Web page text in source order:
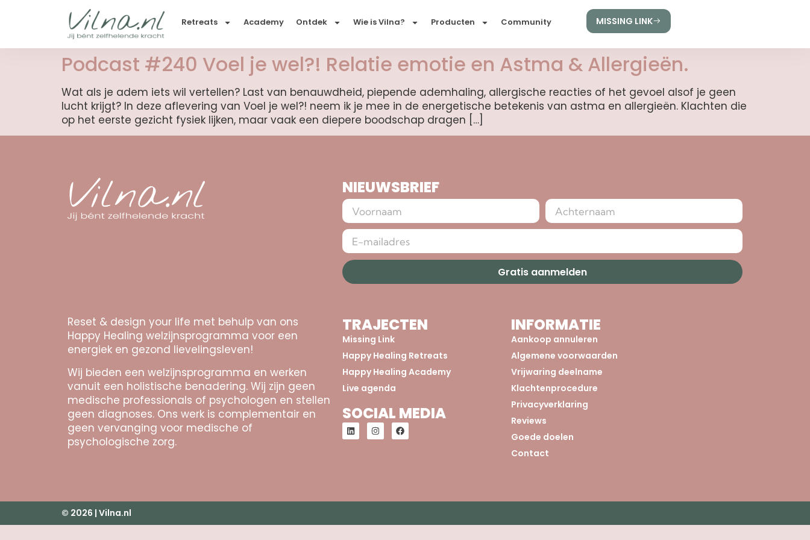
Retreats Academy Ontdek Wie is Vilna? Producten Community MISSING LINK
Podcast #240 Voel je wel?! Relatie emotie en Astma & Allergieën.
Wat als je adem iets wil vertellen? Last van benauwdheid, piepende ademhaling, allergische reacties of het gevoel alsof je geen
lucht krijgt? In deze aflevering van Voel je wel?! neem ik je mee in de energetische betekenis van astma en allergieën. Klachten die
op het eerste gezicht fysiek lijken, maar vaak een diepere boodschap dragen […]
NIEUWSBRIEF
Gratis aanmelden
Reset & design your life met behulp van ons
Happy Healing welzijnsprogramma voor een
energiek en gezond lievelingsleven!
Wij bieden een welzijnsprogramma en werken
vanuit een holistische benadering. Wij zijn geen
medische professionals of psychologen en stellen
geen diagnoses. Ons werk is complementair en
geen vervanging voor medische of
psychologische zorg.
TRAJECTEN
Missing Link
Happy Healing Retreats
Happy Healing Academy
Live agenda
SOCIAL MEDIA
INFORMATIE
Aankoop annuleren
Algemene voorwaarden
Vrijwaring deelname
Klachtenprocedure
Privacyverklaring
Reviews
Goede doelen
Contact
© 2026 | Vilna.nl